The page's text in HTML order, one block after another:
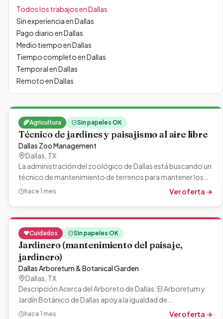
Todos los trabajos enDallas
Sin experienciaenDallas
Pago diarioenDallas
Medio tiempoenDallas
Tiempo completoenDallas
TemporalenDallas
RemotoenDallas
🌾Agricultura Sin papeles OK
Técnico de jardines y paisajismo al aire libre
Dallas Zoo Management
Dallas TX
La administración del zoológico de Dallas está buscando un
técnico de mantenimiento de terrenos para mantener los
terrenos y el paisajismo.…
hace 1 mes Ver oferta →
❤️Cuidados Sin papeles OK
Jardinero (mantenimiento del paisaje,
jardinero)
Dallas Arboretum & Botanical Garden
Dallas TX
Descripción Acerca del Arboreto de Dallas: El Arboretum y
Jardín Botánico de Dallas apoya la igualdad de
oportunidades y accesibilidad para…
hace 1 mes Ver oferta →